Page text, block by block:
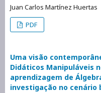
Juan Carlos Martínez Huertas
PDF
Uma visão
Didáticos Manipuláveis
aprendizagem de
investigação no cenário